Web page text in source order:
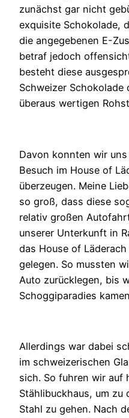
zunächst gar nicht
exquisite Schokolade,
die angegebenen E-
betraf jedoch
besteht diese
Schweizer
überaus wertigen
Davon konnten wir
Besuch im House of
überzeugen. Meine
so groß, dass diese
relativ großen
unserer Unterkunft in
das House of
gelegen. So mussten
Auto zurücklegen, bis
Schoggiparadies
Allerdings war dabei
im schweizerischen
sich. So fuhren wir auf
Stählibuckhaus, um zu
Stahl zu gehen. Nach